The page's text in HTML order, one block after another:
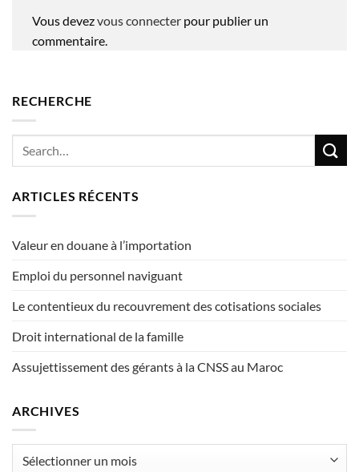
Vous devezvous connecter pour publier un
commentaire.
RECHERCHE
ARTICLES RÉCENTS
Valeur en douane à l’importation
Emploi du personnel naviguant
Le contentieux du recouvrement des cotisations sociales
Droit international de la famille
Assujettissement des gérants à la CNSS au Maroc
ARCHIVES